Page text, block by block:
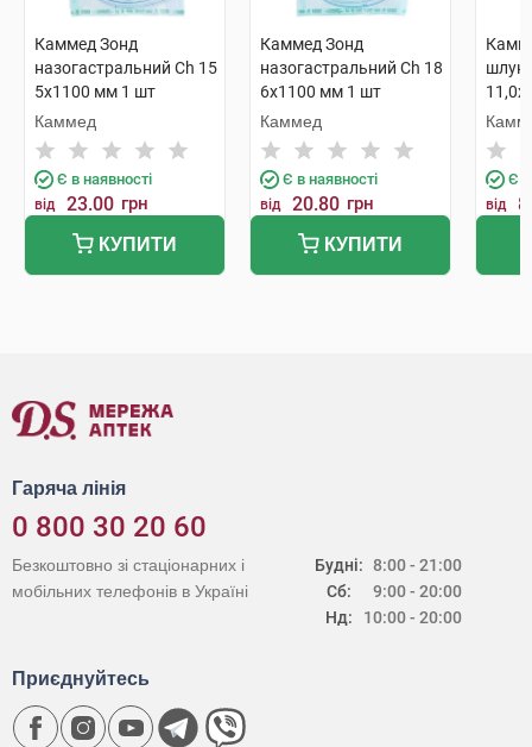
Каммед Зонд
назогастральний Ch 15
5х1100 мм 1 шт
Каммед
Є в наявності
від 23.00 грн
КУПИТИ
Каммед Зонд
назогастральний Ch 18
6х1100 мм 1 шт
Каммед
Є в наявності
від 20.80 грн
КУПИТИ
Є в
від
Гаряча лінія
0 800 30 20 60
Будні:
Сб:
Нд:
8:00 - 21:00
9:00 - 20:00
10:00 - 20:00
Безкоштовно зі стаціонарних і
мобільних телефонів в Україні
Приєднуйтесь